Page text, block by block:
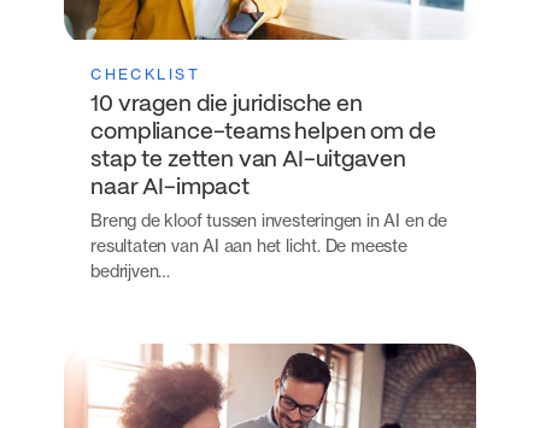
CHECKLIST
10 vragen die juridische en
compliance-teams helpen om de
stap te zetten van AI-uitgaven
naar AI-impact
Breng de kloof tussen investeringen in AI en de
resultaten van AI aan het licht. De meeste
bedrijven…